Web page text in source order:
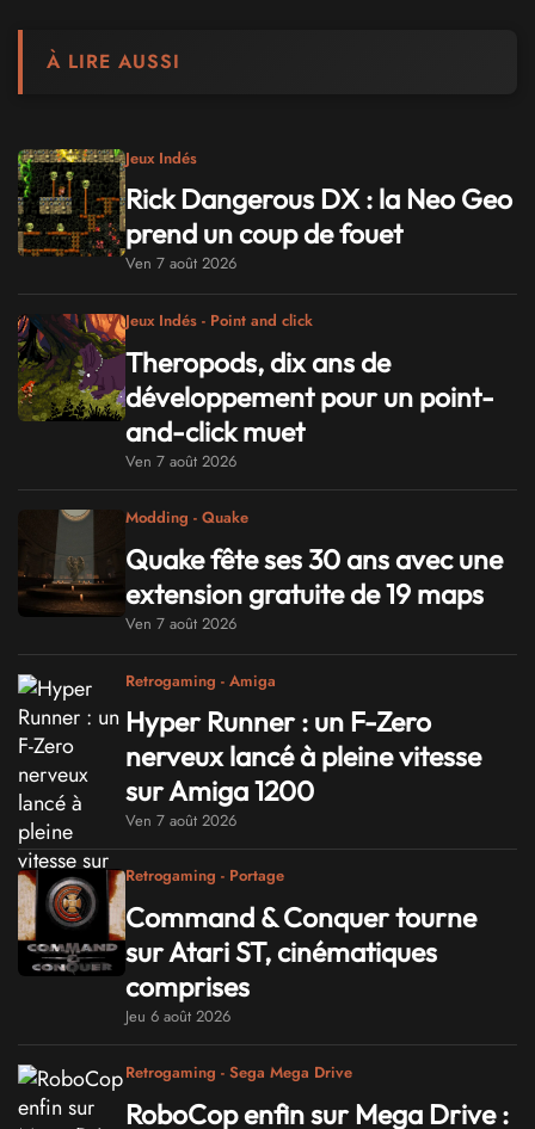
À LIRE AUSSI
Jeux Indés
Rick Dangerous DX : la Neo Geo
prend un coup de fouet
Ven 7 août 2026
Jeux Indés - Point and click
Theropods, dix ans de
développement pour un point-
and-click muet
Ven 7 août 2026
Modding - Quake
Quake fête ses 30 ans avec une
extension gratuite de 19 maps
Ven 7 août 2026
Retrogaming - Amiga
Hyper Runner : un F-Zero
nerveux lancé à pleine vitesse
sur Amiga 1200
Ven 7 août 2026
Retrogaming - Portage
Command & Conquer tourne
sur Atari ST, cinématiques
comprises
Jeu 6 août 2026
Retrogaming - Sega Mega Drive
RoboCop enfin sur Mega Drive :